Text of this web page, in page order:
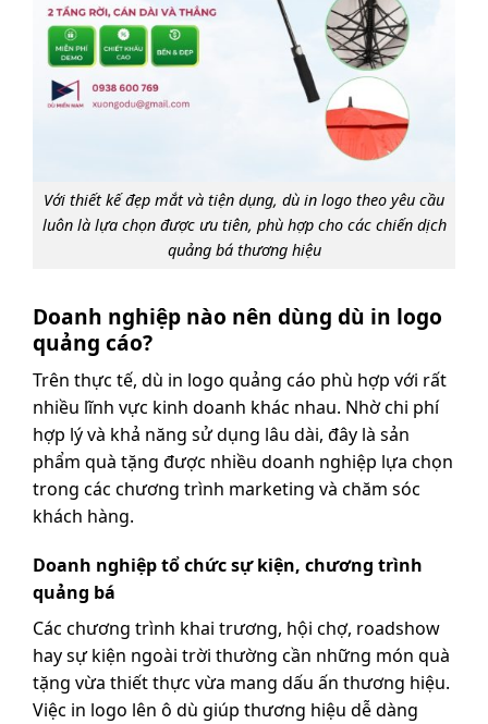
Với thiết kế đẹp mắt và tiện dụng, dù in logo theo yêu cầu
luôn là lựa chọn được ưu tiên, phù hợp cho các chiến dịch
quảng bá thương hiệu
Doanh nghiệp nào nên dùng dù in logo
quảng cáo?
Trên thực tế, dù in logo quảng cáo phù hợp với rất
nhiều lĩnh vực kinh doanh khác nhau. Nhờ chi phí
hợp lý và khả năng sử dụng lâu dài, đây là sản
phẩm quà tặng được nhiều doanh nghiệp lựa chọn
trong các chương trình marketing và chăm sóc
khách hàng.
Doanh nghiệp tổ chức sự kiện, chương trình
quảng bá
Các chương trình khai trương, hội chợ, roadshow
hay sự kiện ngoài trời thường cần những món quà
tặng vừa thiết thực vừa mang dấu ấn thương hiệu.
Việc in logo lên ô dù giúp thương hiệu dễ dàng